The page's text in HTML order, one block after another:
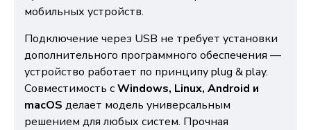
мобильных устройств.
Подключение через USB не требует установки
дополнительного программного обеспечения —
устройство работает по принципу plug & play.
Совместимость сWindows, Linux, Android и
macOS делает модель универсальным
решением для любых систем. Прочная